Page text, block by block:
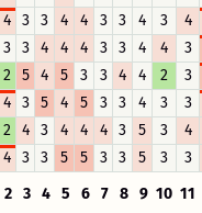
4 3 3 4 4 3 3 4 3
4
3 3 4 4 4 3 3 4 4
3
2 5 4 5 3 3 4 4 2
3
4 3 5 4 5 3 3 4 3
3
2 4 3 4 4 4 3 5 3
4
4 3 3 5 5 3 3 5 3
3
2 3 4 5 6 7 8 9 10 11